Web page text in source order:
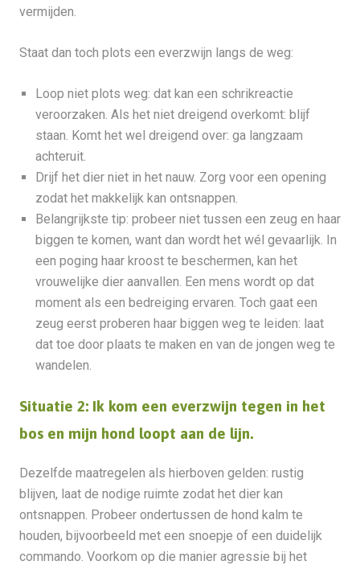
vermijden.
Staat dan toch plots een everzwijn langs de weg:
Loop niet plots weg: dat kan een schrikreactie
veroorzaken. Als het niet dreigend overkomt: blijf
staan. Komt het wel dreigend over: ga langzaam
achteruit.
Drijf het dier niet in het nauw. Zorg voor een opening
zodat het makkelijk kan ontsnappen.
Belangrijkste tip: probeer niet tussen een zeug en haar
biggen te komen, want dan wordt het wél gevaarlijk. In
een poging haar kroost te beschermen, kan het
vrouwelijke dier aanvallen. Een mens wordt op dat
moment als een bedreiging ervaren. Toch gaat een
zeug eerst proberen haar biggen weg te leiden: laat
dat toe door plaats te maken en van de jongen weg te
wandelen.
Situatie 2: Ik kom een everzwijn tegen in het
bos en mijn hond loopt aan de lijn.
Dezelfde maatregelen als hierboven gelden: rustig
blijven, laat de nodige ruimte zodat het dier kan
ontsnappen. Probeer ondertussen de hond kalm te
houden, bijvoorbeeld met een snoepje of een duidelijk
commando. Voorkom op die manier agressie bij het